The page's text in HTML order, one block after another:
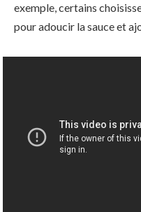
exemple, certains
pour adoucir la sauce et